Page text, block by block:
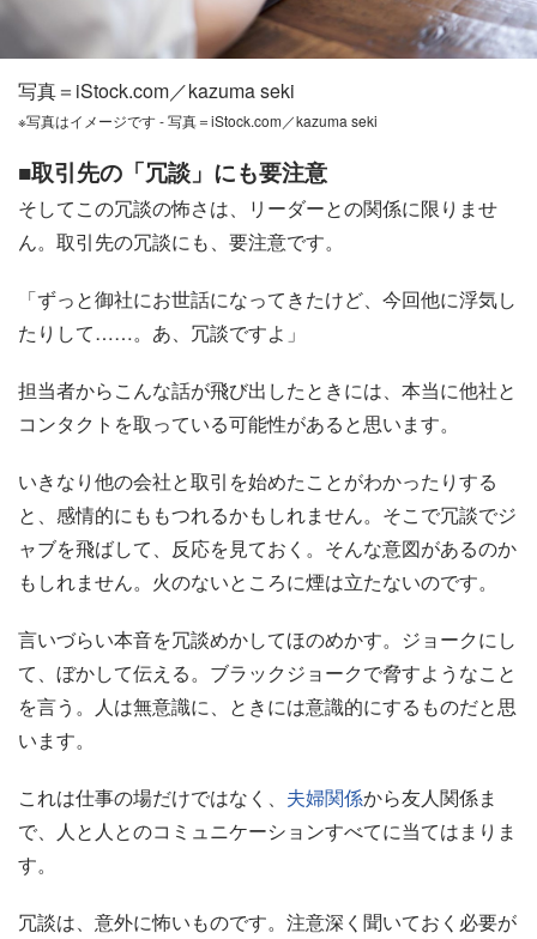
写真＝iStock.com／kazuma seki
※写真はイメージです - 写真＝iStock.com／kazuma seki
■取引先の「冗談」にも要注意
そしてこの冗談の怖さは、リーダーとの関係に限りませ
ん。取引先の冗談にも、要注意です。
「ずっと御社にお世話になってきたけど、今回他に浮気し
たりして……。あ、冗談ですよ」
担当者からこんな話が飛び出したときには、本当に他社と
コンタクトを取っている可能性があると思います。
いきなり他の会社と取引を始めたことがわかったりする
と、感情的にももつれるかもしれません。そこで冗談でジ
ャブを飛ばして、反応を見ておく。そんな意図があるのか
もしれません。火のないところに煙は立たないのです。
言いづらい本音を冗談めかしてほのめかす。ジョークにし
て、ぼかして伝える。ブラックジョークで脅すようなこと
を言う。人は無意識に、ときには意識的にするものだと思
います。
これは仕事の場だけではなく、 夫婦関係から友人関係ま
で、人と人とのコミュニケーションすべてに当てはまりま
す。
冗談は、意外に怖いものです。注意深く聞いておく必要が